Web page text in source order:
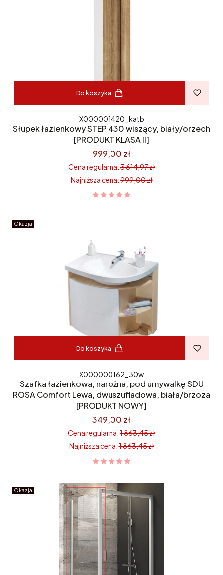
Do koszyka
X000001420_katb
Słupek łazienkowy STEP 430 wiszący, biały/orzech
[PRODUKT KLASA II]
999,00 zł
Cena regularna:3 614,97 zł
Najniższa cena:999,00 zł
Okazja
Do koszyka
X000000162_30w
Szafka łazienkowa, narożna, pod umywalkę SDU
ROSA Comfort Lewa, dwuszufladowa, biała/brzoza
[PRODUKT NOWY]
349,00 zł
Cena regularna:1 863,45 zł
Najniższa cena:1 863,45 zł
Okazja